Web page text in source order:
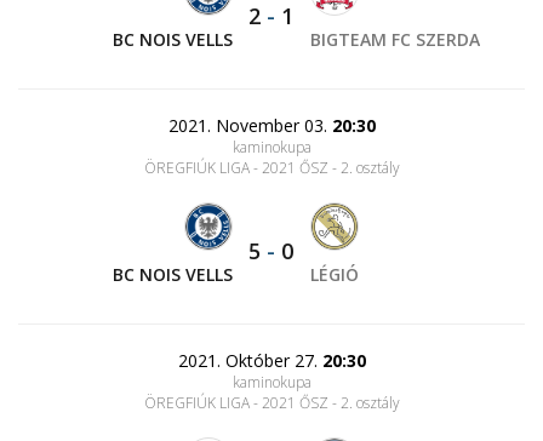
BC NOIS VELLS
2 - 1
BIGTEAM FC SZERDA
2021. November 03. 20:30
kaminokupa
ÖREGFIÚK LIGA - 2021 ŐSZ - 2. osztály
BC NOIS VELLS
5 - 0
LÉGIÓ
2021. Október 27. 20:30
kaminokupa
ÖREGFIÚK LIGA - 2021 ŐSZ - 2. osztály